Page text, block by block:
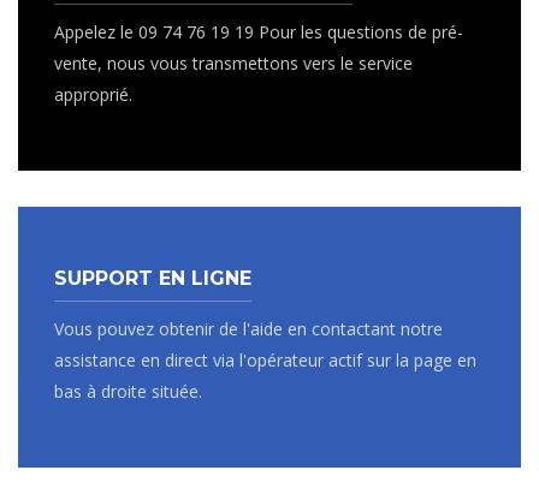
Appelez le 09 74 76 19 19 Pour les questions de pré-
vente, nous vous transmettons vers le service
approprié.
SUPPORT EN LIGNE
Vous pouvez obtenir de l'aide en contactant notre
assistance en direct via l'opérateur actif sur la page en
bas à droite située.